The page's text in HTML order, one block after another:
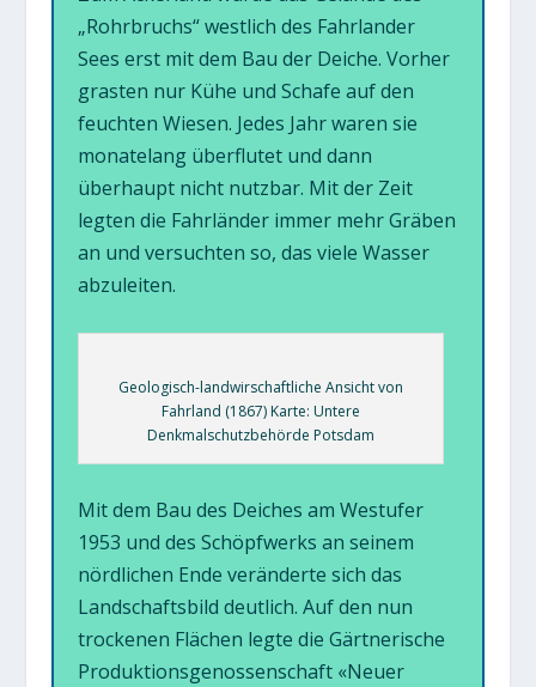
„Rohrbruchs“ westlich des Fahrlander
Sees erst mit dem Bau der Deiche. Vorher
grasten nur Kühe und Schafe auf den
feuchten Wiesen. Jedes Jahr waren sie
monatelang überflutet und dann
überhaupt nicht nutzbar. Mit der Zeit
legten die Fahrländer immer mehr Gräben
an und versuchten so, das viele Wasser
abzuleiten.
Geologisch-landwirschaftliche Ansicht von
Fahrland (1867) Karte: Untere
Denkmalschutzbehörde Potsdam
Mit dem Bau des Deiches am Westufer
1953 und des Schöpfwerks an seinem
nördlichen Ende veränderte sich das
Landschaftsbild deutlich. Auf den nun
trockenen Flächen legte die Gärtnerische
Produktionsgenossenschaft «Neuer